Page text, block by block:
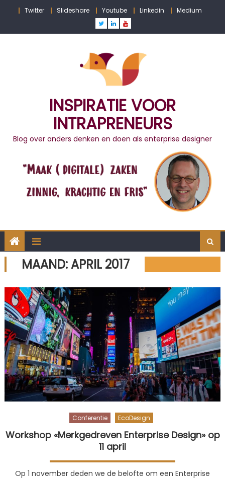
Twitter Slideshare Youtube Linkedin Medium
INSPIRATIE VOOR
INTRAPRENEURS
Blog over anders denken en doen als enterprise designer
MAAND:APRIL 2017
Conferentie EcoDesign
Workshop «Merkgedreven Enterprise Design» op
11 april
Op 1 november deden we de belofte om een Enterprise